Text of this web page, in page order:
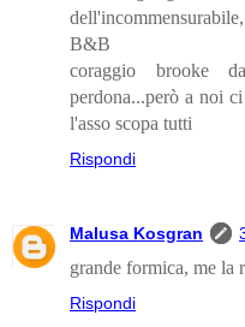
B&B
coraggio brooke
perdona...però a noi
l'asso scopa tutti
Rispondi
Malusa Kosgran
grande formica, me la
Rispondi